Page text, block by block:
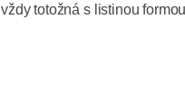
totožná s listinou